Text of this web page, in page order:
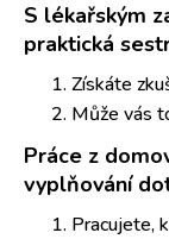
S lékařským
praktická
Získáte
Může vás
Práce z
vyplňování
Pracujete,